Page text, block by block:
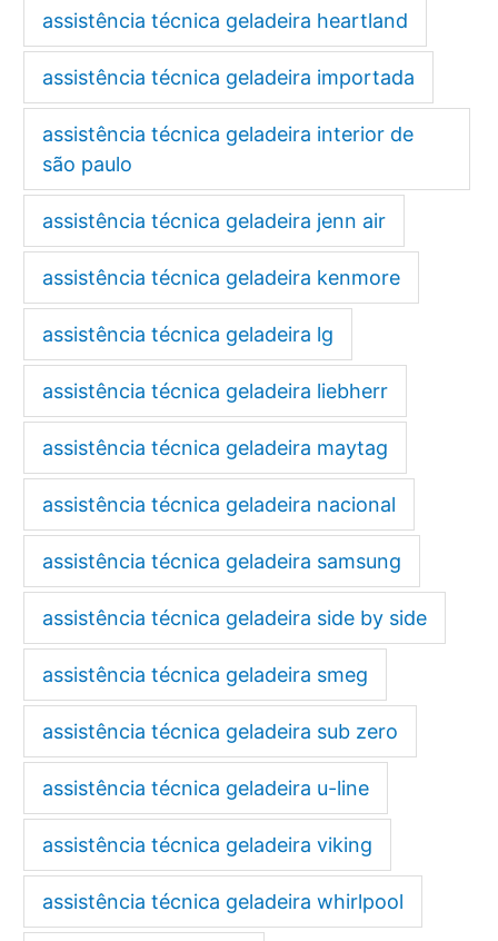
assistência técnica geladeira heartland
assistência técnica geladeira importada
assistência técnica geladeira interior de
são paulo
assistência técnica geladeira jenn air
assistência técnica geladeira kenmore
assistência técnica geladeira lg
assistência técnica geladeira liebherr
assistência técnica geladeira maytag
assistência técnica geladeira nacional
assistência técnica geladeira samsung
assistência técnica geladeira side by side
assistência técnica geladeira smeg
assistência técnica geladeira sub zero
assistência técnica geladeira u-line
assistência técnica geladeira viking
assistência técnica geladeira whirlpool